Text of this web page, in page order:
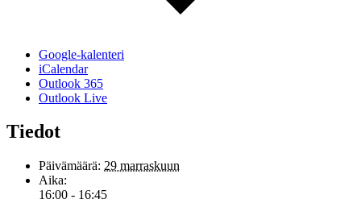
Google-kalenteri
iCalendar
Outlook 365
Outlook Live
Tiedot
Päivämäärä: 29 marraskuun
Aika:
16:00 - 16:45